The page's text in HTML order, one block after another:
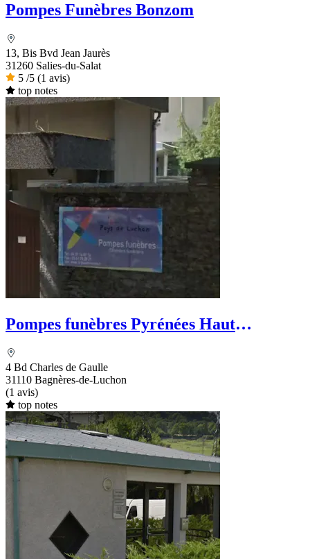
Pompes Funèbres Bonzom
13, Bis Bvd Jean Jaurès
31260 Salies-du-Salat
5 /5 (1 avis)
top notes
Pompes funèbres Pyrénées Haut
4 Bd Charles de Gaulle
31110 Bagnères-de-Luchon
(1 avis)
top notes